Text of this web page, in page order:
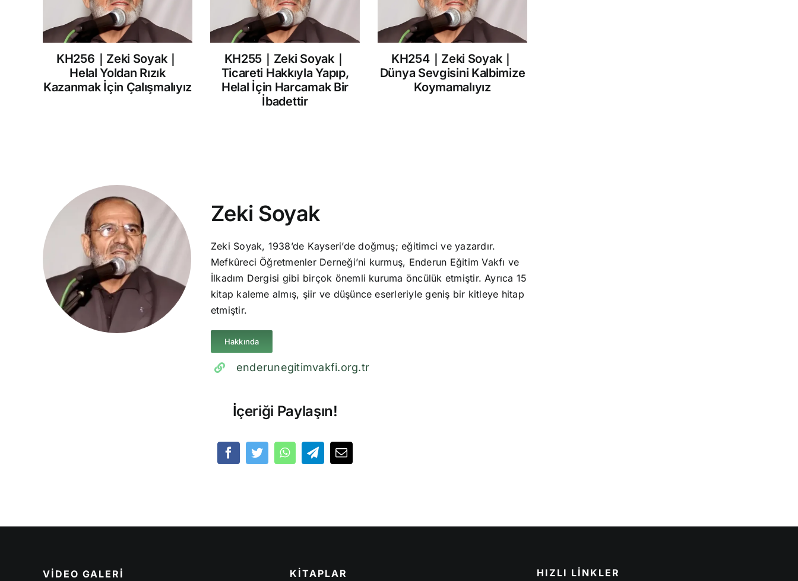
KH256｜Zeki Soyak｜
Helal Yoldan Rızık
Kazanmak İçin Çalışmalıyız
KH255｜Zeki Soyak｜
Ticareti Hakkıyla Yapıp,
Helal İçin Harcamak Bir
İbadettir
KH254｜Zeki Soyak｜
Dünya Sevgisini Kalbimize
Koymamalıyız
Zeki Soyak
Zeki Soyak, 1938’de Kayseri’de doğmuş; eğitimci ve yazardır.
Mefkûreci Öğretmenler Derneği’ni kurmuş, Enderun Eğitim Vakfı ve
İlkadım Dergisi gibi birçok önemli kuruma öncülük etmiştir. Ayrıca 15
kitap kaleme almış, şiir ve düşünce eserleriyle geniş bir kitleye hitap
etmiştir.
Hakkında
enderunegitimvakfi.org.tr
İçeriği Paylaşın!
VİDEO GALERİ KİTAPLAR HIZLI LİNKLER